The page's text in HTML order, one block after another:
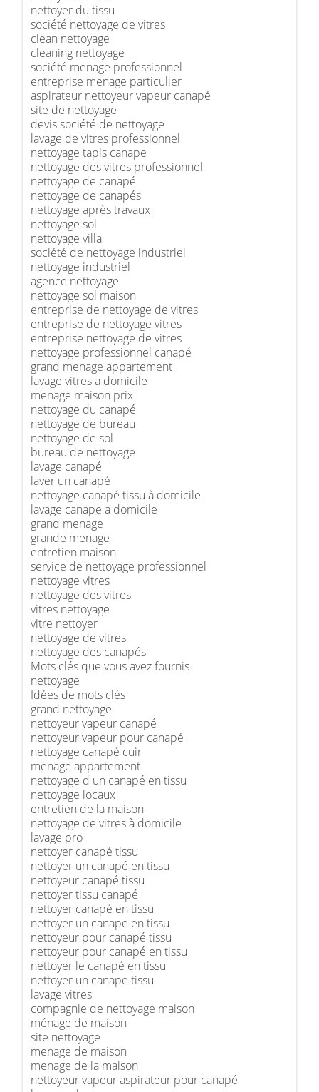
nettoyer du tissu
société nettoyage de vitres
clean nettoyage
cleaning nettoyage
société menage professionnel
entreprise menage particulier
aspirateur nettoyeur vapeur canapé
site de nettoyage
devis société de nettoyage
lavage de vitres professionnel
nettoyage tapis canape
nettoyage des vitres professionnel
nettoyage de canapé
nettoyage de canapés
nettoyage après travaux
nettoyage sol
nettoyage villa
société de nettoyage industriel
nettoyage industriel
agence nettoyage
nettoyage sol maison
entreprise de nettoyage de vitres
entreprise de nettoyage vitres
entreprise nettoyage de vitres
nettoyage professionnel canapé
grand menage appartement
lavage vitres a domicile
menage maison prix
nettoyage du canapé
nettoyage de bureau
nettoyage de sol
bureau de nettoyage
lavage canapé
laver un canapé
nettoyage canapé tissu à domicile
lavage canape a domicile
grand menage
grande menage
entretien maison
service de nettoyage professionnel
nettoyage vitres
nettoyage des vitres
vitres nettoyage
vitre nettoyer
nettoyage de vitres
nettoyage des canapés
Mots clés que vous avez fournis
nettoyage
Idées de mots clés
grand nettoyage
nettoyeur vapeur canapé
nettoyeur vapeur pour canapé
nettoyage canapé cuir
menage appartement
nettoyage d un canapé en tissu
nettoyage locaux
entretien de la maison
nettoyage de vitres à domicile
lavage pro
nettoyer canapé tissu
nettoyer un canapé en tissu
nettoyeur canapé tissu
nettoyer tissu canapé
nettoyer canapé en tissu
nettoyer un canape en tissu
nettoyeur pour canapé tissu
nettoyeur pour canapé en tissu
nettoyer le canapé en tissu
nettoyer un canape tissu
lavage vitres
compagnie de nettoyage maison
ménage de maison
site nettoyage
menage de maison
menage de la maison
nettoyeur vapeur aspirateur pour canapé